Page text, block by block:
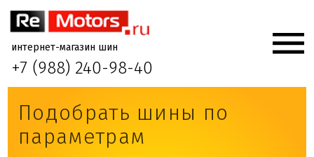
интернет-магазин шин
+7 (988) 240-98-40
Подобрать шины по
параметрам